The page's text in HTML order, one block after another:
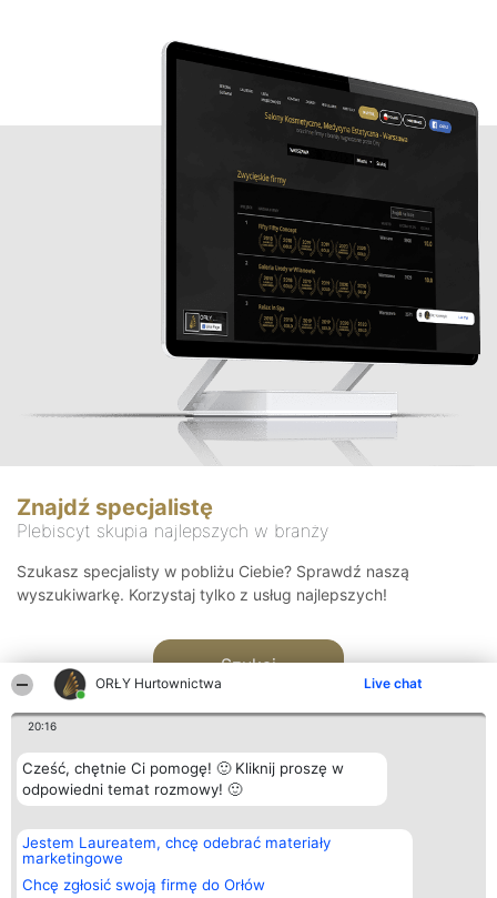
ORŁY Hurtownictwa Live chat
20:16
Cześć, chętnie Ci pomogę! 🙂 Kliknij proszę w
odpowiedni temat rozmowy! 🙂
Jestem Laureatem, chcę odebrać materiały
marketingowe
Chcę zgłosić swoją firmę do Orłów
Znajdź specjalistę
Plebiscyt skupia najlepszych w branży
Szukasz specjalisty w pobliżu Ciebie? Sprawdź naszą
wyszukiwarkę. Korzystaj tylko z usług najlepszych!
Szukaj
Organizator plebiscytu
Bright Side Solutions sp. z o.
o. sp. k.
ul. Ruska 22
Wrocław 50-079
Plebiscyt
Laureaci
wszystkich
Laureatów
Kontakt
Kontakt